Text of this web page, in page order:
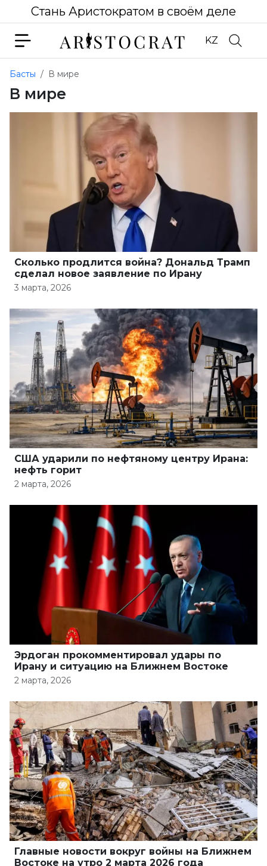
Стань Аристократом в своём деле
KZ
Басты В мире
В мире
Сколько продлится война? Дональд Трамп
сделал новое заявление по Ирану
3 марта, 2026
США ударили по нефтяному центру Ирана:
нефть горит
2 марта, 2026
Эрдоган прокомментировал удары по
Ирану и ситуацию на Ближнем Востоке
2 марта, 2026
Главные новости вокруг войны на Ближнем
Востоке на утро 2 марта 2026 года